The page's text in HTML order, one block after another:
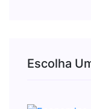
Escolha